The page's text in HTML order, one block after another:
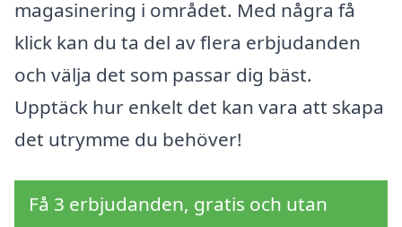
magasinering i området. Med några få
klick kan du ta del av flera erbjudanden
och välja det som passar dig bäst.
Upptäck hur enkelt det kan vara att skapa
det utrymme du behöver!
Få 3 erbjudanden, gratis och utan